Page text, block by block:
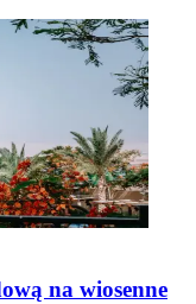
na wiosenne